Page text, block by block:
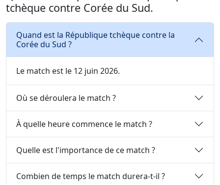
tchèque contre Corée du Sud.
Quand est la République tchèque contre la
Corée du Sud ?
Le match est le 12 juin 2026.
Où se déroulera le match ?
À quelle heure commence le match ?
Quelle est l'importance de ce match ?
Combien de temps le match durera-t-il ?